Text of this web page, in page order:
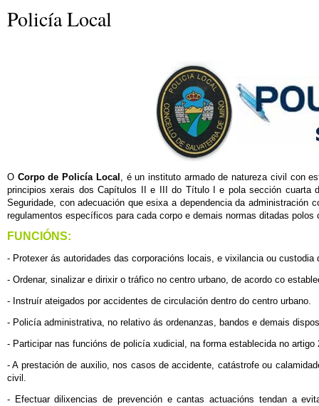
Policía Local
O Corpo de Policía Local , é un instituto armado de natureza civil con
principios xerais dos Capítulos II e III do Título I e pola sección cuarta
Seguridade, con adecuación que esixa a dependencia da administración
regulamentos específicos para cada corpo e demais normas ditadas polos
FUNCIÓNS:
- Protexer ás autoridades das corporacións locais, e vixilancia ou
- Ordenar, sinalizar e dirixir o tráfico no centro urbano, de acordo co
- Instruír ateigados por accidentes de circulación dentro do centro urbano.
- Policía administrativa, no relativo ás ordenanzas, bandos e demais
- Participar nas funcións de policía xudicial, na forma establecida no artigo
- A prestación de auxilio, nos casos de accidente, catástrofe ou
civil.
- Efectuar dilixencias de prevención e cantas actuacións tendan a